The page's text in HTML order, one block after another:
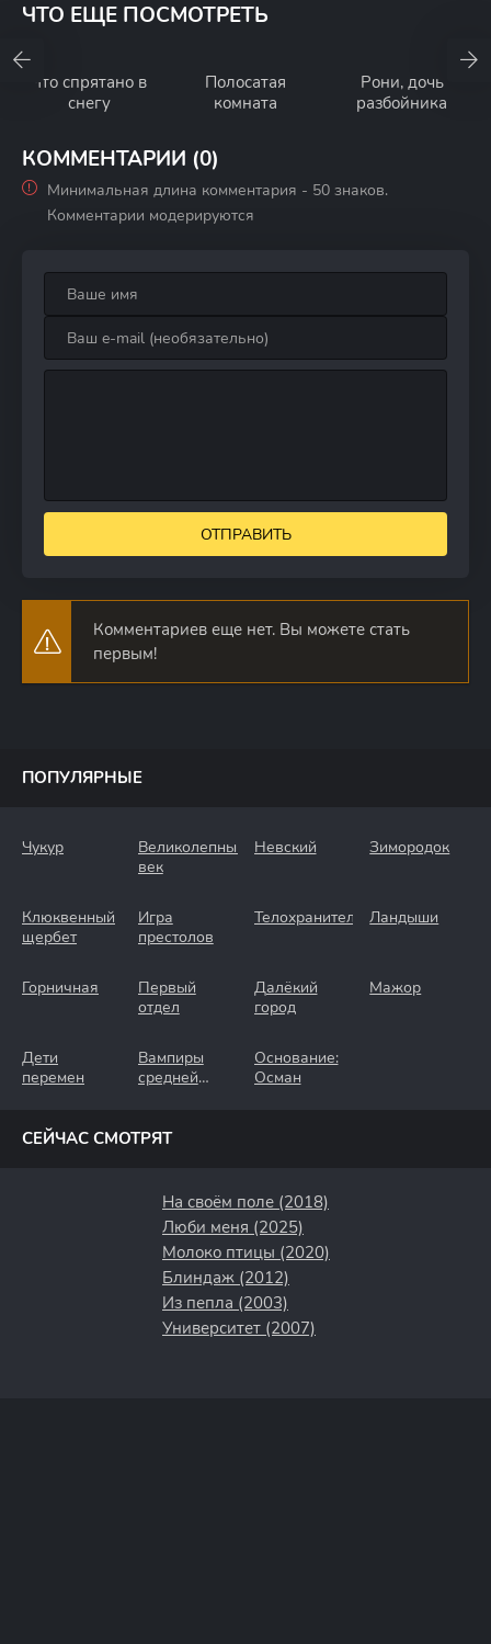
ЧТО ЕЩЕ ПОСМОТРЕТЬ
Что спрятано в
снегу
Полосатая
комната
Рони, дочь
разбойника
КОММЕНТАРИИ (0)
Минимальная длина комментария - 50 знаков.
Комментарии модерируются
ОТПРАВИТЬ
Комментариев еще нет. Вы можете стать
первым!
ПОПУЛЯРНЫЕ
Чукур
Великолепный
век
Невский Зимородок
Клюквенный
щербет
Игра
престолов
Телохранители Ландыши
Горничная
Первый
отдел
Далёкий
город
Мажор
Дети
перемен
Вампиры
средней
Основание:
Осман
СЕЙЧАС СМОТРЯТ
На своём поле (2018)
Люби меня (2025)
Молоко птицы (2020)
Блиндаж (2012)
Из пепла (2003)
Университет (2007)